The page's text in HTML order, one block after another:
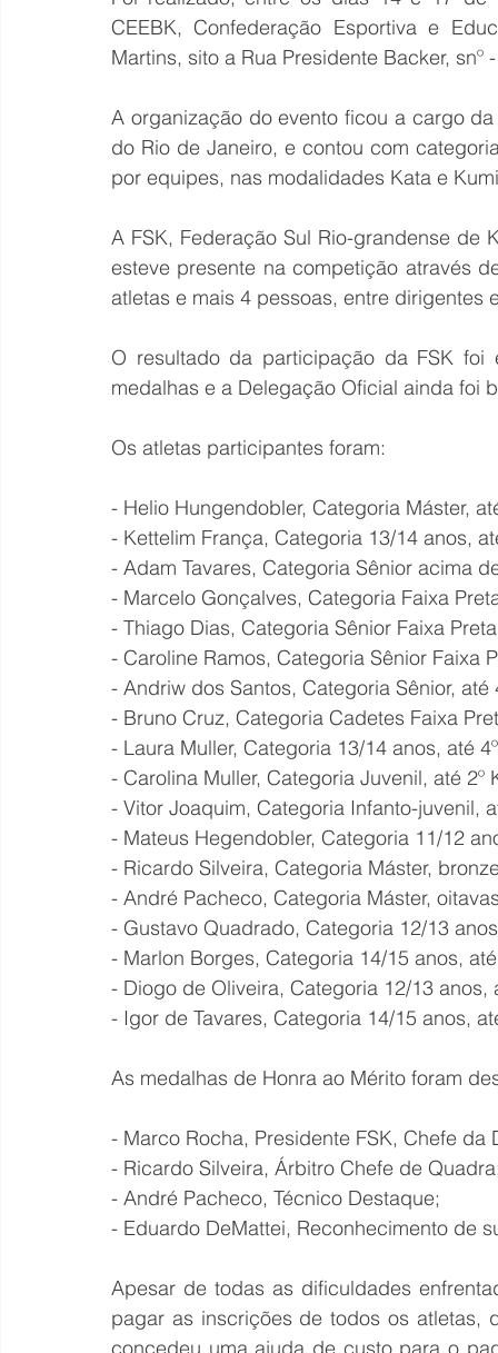
CEEBK, Confederação Esportiva e
Martins, sito a Rua Presidente Backer,
A organização do evento ficou a cargo
do Rio de Janeiro, e contou com
por equipes, nas modalidades Kata e
A FSK, Federação Sul Rio-grandense de
esteve presente na competição através
atletas e mais 4 pessoas, entre dirigentes
O resultado da participação da FSK foi
medalhas e a Delegação Oficial ainda foi
Os atletas participantes foram:
- Helio Hungendobler, Categoria Máster,
- Kettelim França, Categoria 13/14 anos,
- Adam Tavares, Categoria Sênior acima
- Marcelo Gonçalves, Categoria Faixa
- Thiago Dias, Categoria Sênior Faixa
- Caroline Ramos, Categoria Sênior Faixa
- Andriw dos Santos, Categoria Sênior, até
- Bruno Cruz, Categoria Cadetes Faixa
- Laura Muller, Categoria 13/14 anos, até
- Carolina Muller, Categoria Juvenil, até
- Vitor Joaquim, Categoria Infanto-juvenil,
- Mateus Hegendobler, Categoria 11/12
- Ricardo Silveira, Categoria Máster,
- André Pacheco, Categoria Máster,
- Gustavo Quadrado, Categoria 12/13
- Marlon Borges, Categoria 14/15 anos,
- Diogo de Oliveira, Categoria 12/13 anos,
- Igor de Tavares, Categoria 14/15 anos,
As medalhas de Honra ao Mérito foram
- Marco Rocha, Presidente FSK, Chefe da
- Ricardo Silveira, Árbitro Chefe de
- André Pacheco, Técnico Destaque;
- Eduardo DeMattei, Reconhecimento de
Apesar de todas as dificuldades
pagar as inscrições de todos os atletas,